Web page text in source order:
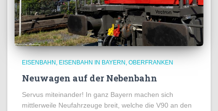
EISENBAHN EISENBAHN IN BAYERN OBERFRANKEN
Neuwagen auf der Nebenbahn
Servus miteinander! In ganz Bayern machen sich
mittlerweile Neufahrzeuge breit, welche die V90 an den